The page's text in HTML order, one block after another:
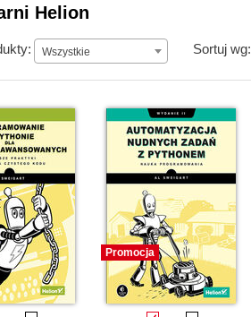
Helion
Wszystkie Sortuj wg:
Promocja